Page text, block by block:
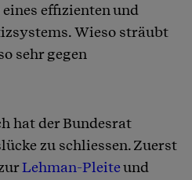
effizienten und
Wieso sträubt
sehr gegen
hat der Bundesrat
zu schliessen. Zuerst
Lehman-Pleiteund